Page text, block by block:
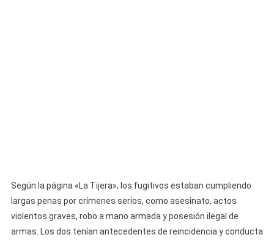
Según la página «La Tijera», los fugitivos estaban cumpliendo
largas penas por crímenes serios, como asesinato, actos
violentos graves, robo a mano armada y posesión ilegal de
armas. Los dos tenían antecedentes de reincidencia y conducta